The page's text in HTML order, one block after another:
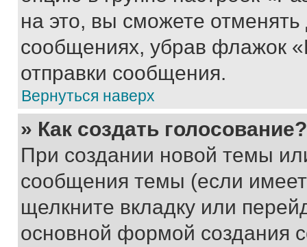
на это, вы сможете
сообщениях, убрав флажок
отправки сообщения.
Вернуться наверх
» Как создать голосование?
При создании новой темы
сообщения темы (если
щелкните вкладку или
основной формой создания